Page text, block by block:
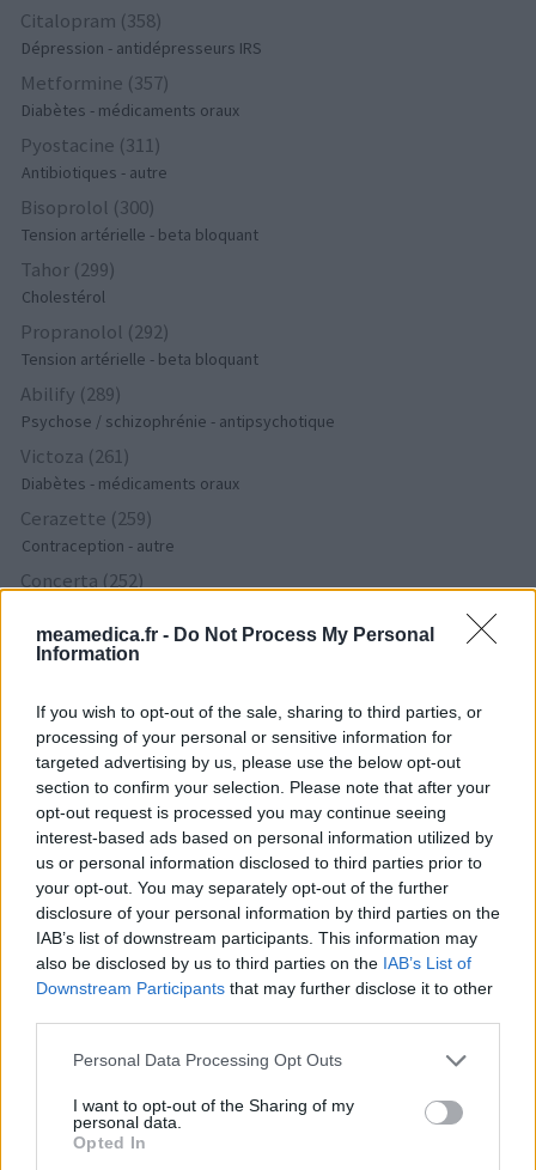
meamedica.fr - Do Not Process My Personal
Information
If you wish to opt-out of the sale, sharing to third parties, or
processing of your personal or sensitive information for
targeted advertising by us, please use the below opt-out
section to confirm your selection. Please note that after your
opt-out request is processed you may continue seeing
interest-based ads based on personal information utilized by
us or personal information disclosed to third parties prior to
your opt-out. You may separately opt-out of the further
disclosure of your personal information by third parties on the
IAB’s list of downstream participants. This information may
also be disclosed by us to third parties on the IAB’s List of
Downstream Participants that may further disclose it to other
Personal Data Processing Opt Outs
I want to opt-out of the Sharing of my
personal data.
Opted In
Citalopram (358)
Dépression - antidépresseurs IRS
Metformine (357)
Diabètes - médicaments oraux
Pyostacine (311)
Antibiotiques - autre
Bisoprolol (300)
Tension artérielle - beta bloquant
Tahor (299)
Cholestérol
Propranolol (292)
Tension artérielle - beta bloquant
Abilify (289)
Psychose / schizophrénie - antipsychotique
Victoza (261)
Diabètes - médicaments oraux
Cerazette (259)
Contraception - autre
Concerta (252)
Roaccutane (245)
Keppra (245)
Epilepsie
Doxycycline (243)
Antibiotiques - tetracyclines
Laroxyl (239)
Dépression - antidépresseurs TCA
Risperdal (230)
Psychose / schizophrénie - antipsychotique
Les évaluations de cette page sont écrites par les utilisateurs
eux-mêmes ; ces avis sont d’abord lus, et éventuellement
adaptés afin de répondre à nos standards en ce qui concerne
partager des évaluations, il n’est pas nécessaire de posséder
des connaissances médicales. De cette façon, les évaluations
reflètent seulement une image fidèle des expériences propres